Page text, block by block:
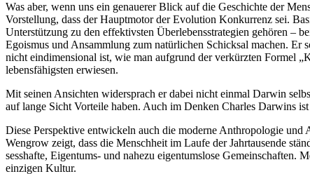
Was aber, wenn uns ein genauerer Blick auf die Geschichte der
Vorstellung, dass der Hauptmotor der Evolution Konkurrenz sei.
Unterstützung zu den effektivsten Überlebensstrategien gehören –
Egoismus und Ansammlung zum natürlichen Schicksal machen. Er
nicht eindimensional ist, wie man aufgrund der verkürzten Formel
lebensfähigsten erwiesen.
Mit seinen Ansichten widersprach er dabei nicht einmal Darwin
auf lange Sicht Vorteile haben. Auch im Denken Charles Darwins
Diese Perspektive entwickeln auch die moderne Anthropologie
Wengrow zeigt, dass die Menschheit im Laufe der Jahrtausende
sesshafte, Eigentums- und nahezu eigentumslose
einzigen Kultur.